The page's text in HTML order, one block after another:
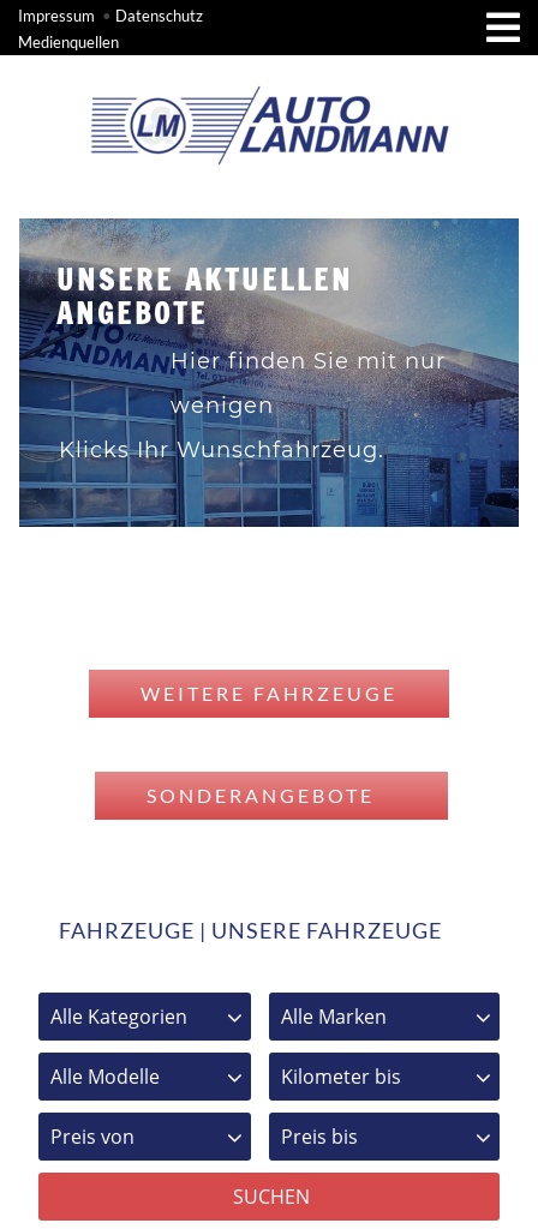
Impressum • Datenschutz
Medienquellen
UNSERE AKTUELLEN
ANGEBOTE
Hier finden Sie mit nur
wenigen
Klicks Ihr Wunschfahrzeug.
WEITERE FAHRZEUGE
SONDERANGEBOTE
FAHRZEUGE | UNSERE FAHRZEUGE